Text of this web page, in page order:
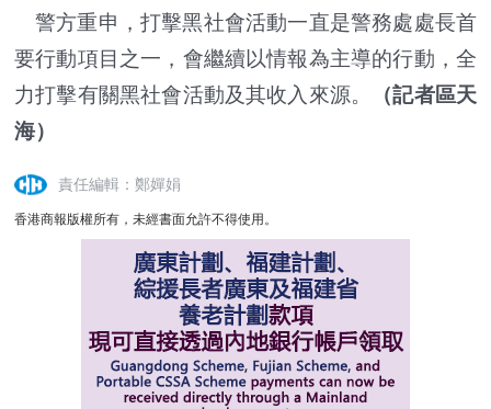
警方重申，打擊黑社會活動一直是警務處處長首
要行動項目之一，會繼續以情報為主導的行動，全
力打擊有關黑社會活動及其收入來源。
（記者區天
海）
責任編輯：鄭嬋娟
香港商報版權所有，未經書面允許不得使用。